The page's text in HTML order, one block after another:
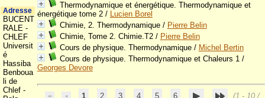
Thermodynamique et énergétique. Thermodynamique et
énergétique tome 2/ Lucien Borel
Chimie, 2. Thermodynamique/ Pierre Belin
Chimie, Tome 2. Chimie.T2/ Pierre Belin
Cours de physique. Thermodynamique/ Michel Bertin
Cours de physique. Thermodynamique et Chaleurs 1/
Georges Devore
1 2 3 4 5 6
(1 - 10 /
Adresse
BUCENT
RALE -
CHLEF
Universit
é
Hassiba
Benboua
li de
Chlef -